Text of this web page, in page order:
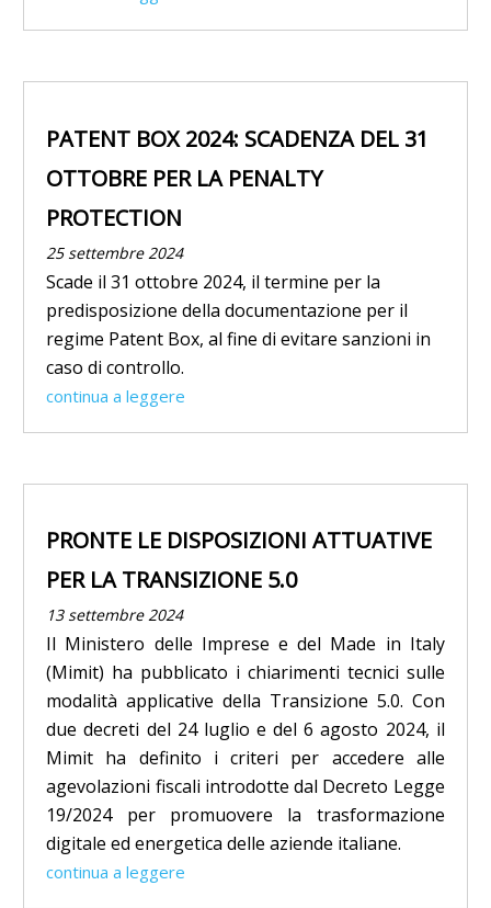
PATENT BOX 2024: SCADENZA DEL 31
OTTOBRE PER LA PENALTY
PROTECTION
25 settembre 2024
Scade il 31 ottobre 2024, il termine per la
predisposizione della documentazione per il
regime Patent Box, al fine di evitare sanzioni in
caso di controllo.
continua a leggere
PRONTE LE DISPOSIZIONI ATTUATIVE
PER LA TRANSIZIONE 5.0
13 settembre 2024
Il Ministero delle Imprese e del Made in Italy
(Mimit) ha pubblicato i chiarimenti tecnici sulle
modalità applicative della Transizione 5.0. Con
due decreti del 24 luglio e del 6 agosto 2024, il
Mimit ha definito i criteri per accedere alle
agevolazioni fiscali introdotte dal Decreto Legge
19/2024 per promuovere la trasformazione
digitale ed energetica delle aziende italiane.
continua a leggere